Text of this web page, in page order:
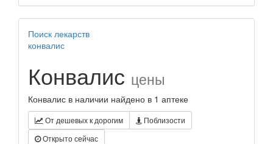
Поиск лекарств
конвалис
Конвалис цены
Конвалис в наличии найдено в 1 аптеке
От дешевых к дорогим
Поблизости
Открыто сейчас